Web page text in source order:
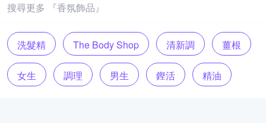
搜尋更多 『香氛飾品』
洗髮精 The Body Shop 清新調 薑根
女生 調理 男生 鏗活 精油